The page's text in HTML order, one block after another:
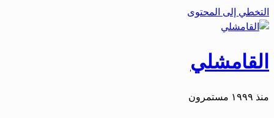
التخطي إلى المحتوى
القامشلي
منذ ١٩٩٩ مستمرون